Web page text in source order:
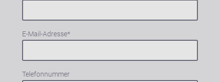
E-Mail-Adresse*
Telefonnummer